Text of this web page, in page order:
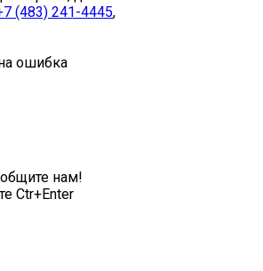
(483) 241-4445,
ошибка
нам!
Ctr+Enter